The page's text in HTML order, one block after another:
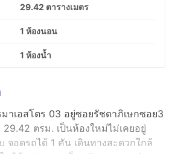
29.42 ตารางเมตร
1 ห้องนอน
1 ห้องน้ำ
าเอสโตร 03 อยู่ซอยรัชดาภิเษกซอย3
ตรม. เป็นห้องใหม่ไม่เคยอยู่
จอดรถได้ 1 คัน เดินทางสะดวกใกล้